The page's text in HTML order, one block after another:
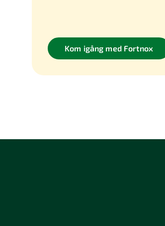
Kom igång med Fortnox